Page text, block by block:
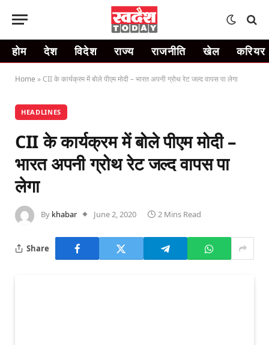
होम देश विदेश राज्य राजनीति खेल करियर
Home »CII के कार्यक्रम में बोले पीएम मोदी – भारत अपनी ग्रोथ रेट जल्द वापस पा लेगा
HEADLINES
CII के कार्यक्रम में बोले पीएम मोदी –
भारत अपनी ग्रोथ रेट जल्द वापस पा
लेगा
By khabar June 2, 2020 2 Mins Read
Share